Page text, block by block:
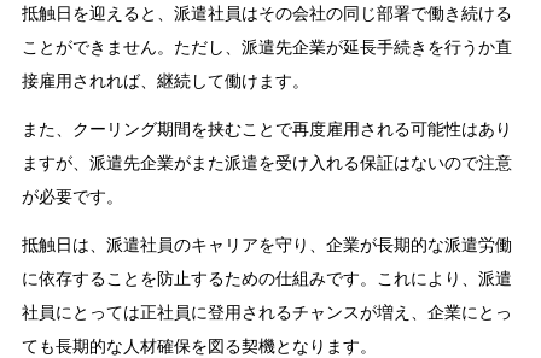
抵触日を迎えると、派遣社員はその会社の同じ部署で働き続ける
ことができません。ただし、派遣先企業が延長手続きを行うか直
接雇用されれば、継続して働けます。
また、クーリング期間を挟むことで再度雇用される可能性はあり
ますが、派遣先企業がまた派遣を受け入れる保証はないので注意
が必要です。
抵触日は、派遣社員のキャリアを守り、企業が長期的な派遣労働
に依存することを防止するための仕組みです。これにより、派遣
社員にとっては正社員に登用されるチャンスが増え、企業にとっ
ても長期的な人材確保を図る契機となります。